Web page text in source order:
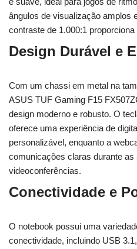
ângulos de visualização amplos
contraste de 1.000:1
Design Durável e
Com um chassi em metal na
ASUS TUF Gaming F15
design moderno e robusto. O
oferece uma experiência de
personalizável, enquanto a
comunicações claras durante as
videoconferências.
Conectividade e
O notebook possui uma
conectividade, incluindo USB